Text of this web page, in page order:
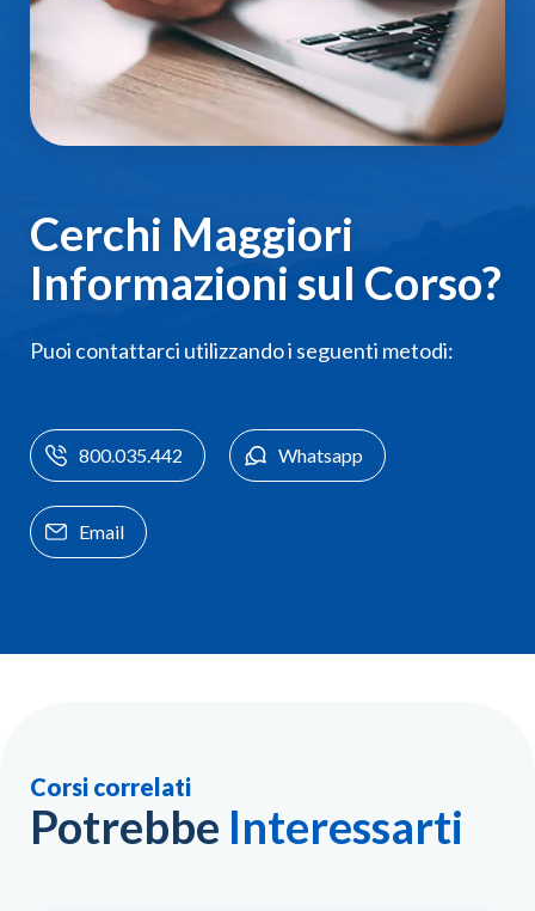
Cerchi Maggiori
Informazioni sul Corso?
Puoi contattarci utilizzando i seguenti metodi:
800.035.442 Whatsapp
Email
Corsi correlati
Potrebbe Interessarti